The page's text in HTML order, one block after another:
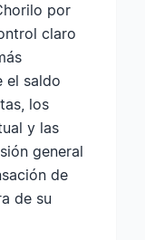
por
claro
el saldo
los
y las
general
de
de su